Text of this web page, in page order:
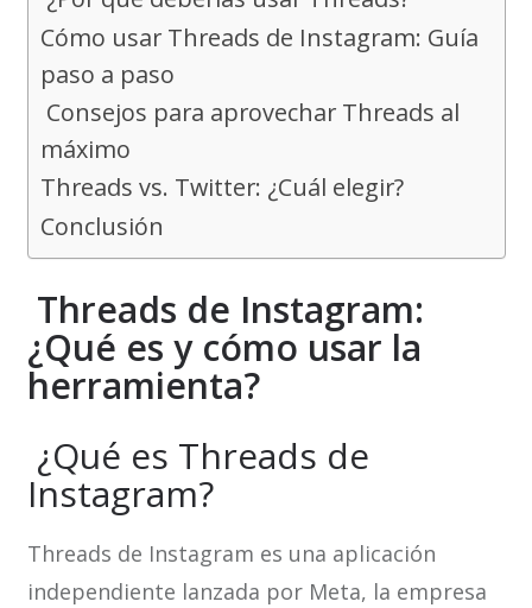
Cómo usar Threads de Instagram: Guía
paso a paso
Consejos para aprovechar Threads al
máximo
Threads vs. Twitter: ¿Cuál elegir?
Conclusión
Threads de Instagram:
¿Qué es y cómo usar la
herramienta?
¿Qué es Threads de
Instagram?
Threads de Instagram es una aplicación
independiente lanzada por Meta, la empresa